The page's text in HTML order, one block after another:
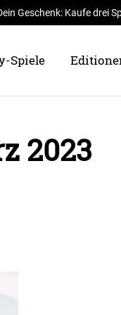
Geschenk: Kaufe drei
Spiele
2023